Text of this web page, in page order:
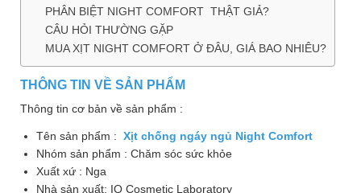
Bài
thuốc
hay
Kiến
Dược
sĩ
PHÂN BIỆT NIGHT COMFORT THẬT GIẢ?
CÂU HỎI THƯỜNG GẶP
MUA XỊT NIGHT COMFORT Ở ĐÂU, GIÁ BAO NHIÊU?
THÔNG TIN VỀ SẢN PHẨM
Thông tin cơ bản về sản phẩm :
Tên sản phẩm : Xịt chống ngáy ngủ Night Comfort
Nhóm sản phẩm : Chăm sóc sức khỏe
Xuất xứ : Nga
Nhà sản xuất: IQ Cosmetic Laboratory